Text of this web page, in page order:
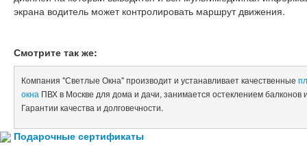
экрана водитель может контролировать маршрут движения.
Смотрите так же:
Компания "Светлые Окна" производит и устанавливает качественные
окна ПВХ в Москве для дома и дачи, занимается остеклением балконов
Гарантии качества и долговечности.
Подарочные сертификаты